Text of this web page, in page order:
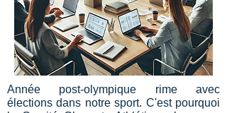
Année post-olympique rime avec
élections dans notre sport. C'est pourquoi